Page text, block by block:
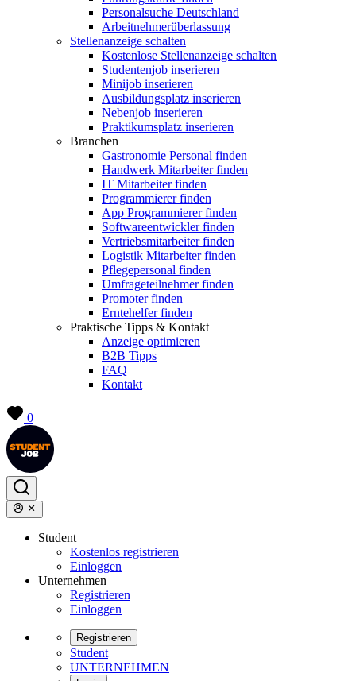
Personalsuche Deutschland
Arbeitnehmerüberlassung
Stellenanzeige schalten
Kostenlose Stellenanzeige schalten
Studentenjob inserieren
Minijob inserieren
Ausbildungsplatz inserieren
Nebenjob inserieren
Praktikumsplatz inserieren
Branchen
Gastronomie Personal finden
Handwerk Mitarbeiter finden
IT Mitarbeiter finden
Programmierer finden
App Programmierer finden
Softwareentwickler finden
Vertriebsmitarbeiter finden
Logistik Mitarbeiter finden
Pflegepersonal finden
Umfrageteilnehmer finden
Promoter finden
Erntehelfer finden
Praktische Tipps & Kontakt
Anzeige optimieren
B2B Tipps
FAQ
Kontakt
0
Student
Kostenlos registrieren
Einloggen
Unternehmen
Registrieren
Einloggen
Registrieren
Student
UNTERNEHMEN